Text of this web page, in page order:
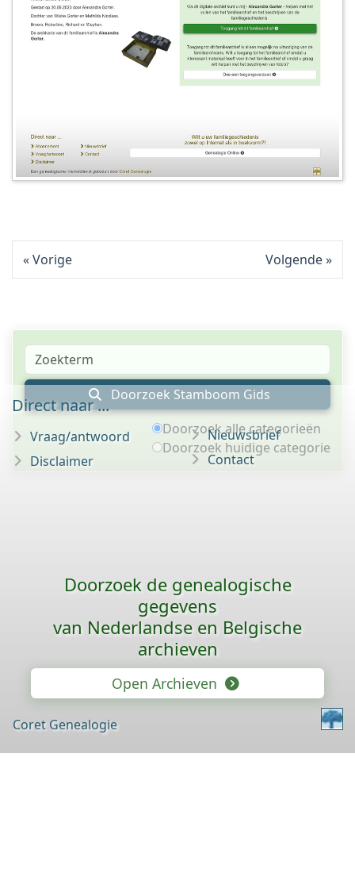
Vorige Volgende
Doorzoek Stamboom Gids
Doorzoek alle categorieën
Doorzoek huidige categorie
Direct naar ...
Vraag/antwoord
Disclaimer
Nieuwsbrief
Contact
Doorzoek de genealogische
gegevens
van Nederlandse en Belgische
archieven
Open Archieven
Coret Genealogie